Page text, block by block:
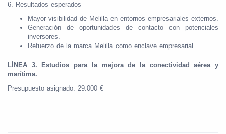
6. Resultados esperados
Mayor visibilidad de Melilla en entornos empresariales externos.
Generación de oportunidades de contacto con potenciales
inversores.
Refuerzo de la marca Melilla como enclave empresarial.
LÍNEA 3. Estudios para la mejora de la conectividad aérea y
marítima.
Presupuesto asignado: 29.000 €